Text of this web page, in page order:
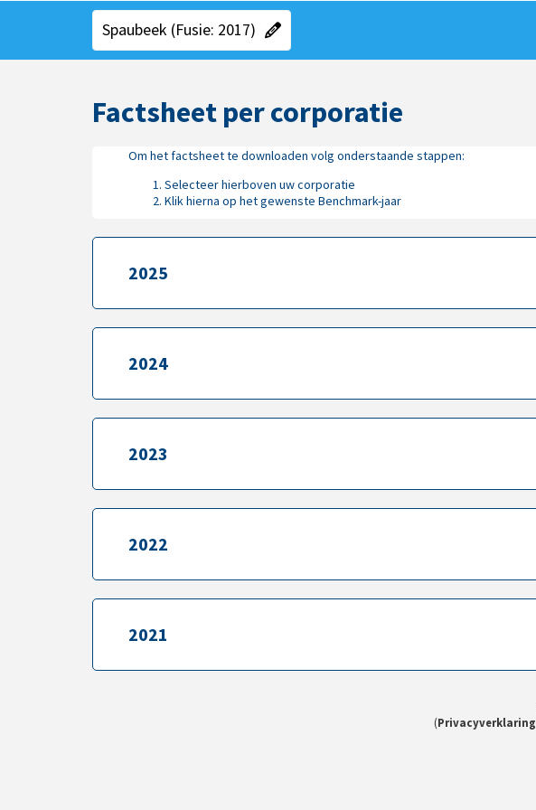
"Kies een gebied"
"Huidige gebied":
Spaubeek (Fusie: 2017)
Factsheet per corporatie
Om het factsheet te downloaden volg onderstaande stappen:
Selecteer hierboven uw corporatie
Klik hierna op het gewenste Benchmark-jaar
2025
2024
2023
2022
2021
(Privacyverklaring